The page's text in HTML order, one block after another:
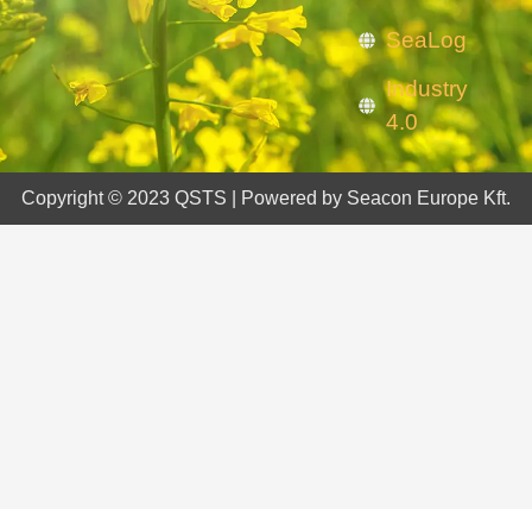
SeaLog
Industry
4.0
Copyright © 2023 QSTS | Powered by Seacon Europe Kft.